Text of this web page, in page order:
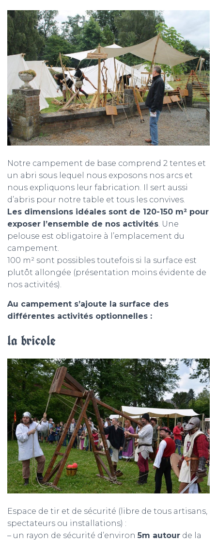
Notre campement de base comprend 2 tentes et
un abri sous lequel nous exposons nos arcs et
nous expliquons leur fabrication. Il sert aussi
d’abris pour notre table et tous les convives.
Les dimensions idéales sont de 120-150 m² pour
exposer l’ensemble de nos activités . Une
pelouse est obligatoire à l’emplacement du
campement.
100 m² sont possibles toutefois si la surface est
plutôt allongée (présentation moins évidente de
nos activités).
Au campement s’ajoute la surface des
différentes activités optionnelles :
la bricole
Espace de tir et de sécurité (libre de tous artisans,
spectateurs ou installations) :
– un rayon de sécurité d’environ 5m autour de la